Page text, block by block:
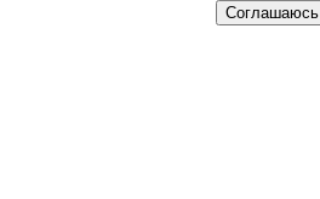
Соглашаюсь